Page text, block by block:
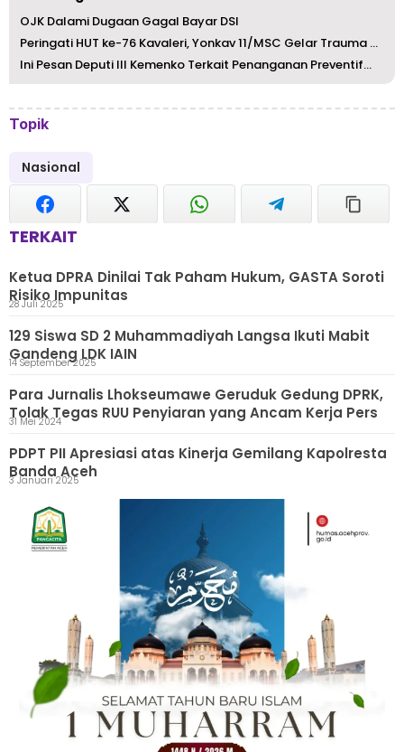
OJK Dalami Dugaan Gagal Bayar DSI
Peringati HUT ke-76 Kavaleri, Yonkav 11/MSC Gelar Trauma ...
Ini Pesan Deputi III Kemenko Terkait Penanganan Preventif...
Topik
Nasional
TERKAIT
Ketua DPRA Dinilai Tak Paham Hukum, GASTA Soroti
Risiko Impunitas
28 Juli 2025
129 Siswa SD 2 Muhammadiyah Langsa Ikuti Mabit
Gandeng LDK IAIN
14 September 2025
Para Jurnalis Lhokseumawe Geruduk Gedung DPRK,
Tolak Tegas RUU Penyiaran yang Ancam Kerja Pers
31 Mei 2024
PDPT PII Apresiasi atas Kinerja Gemilang Kapolresta
Banda Aceh
3 Januari 2025